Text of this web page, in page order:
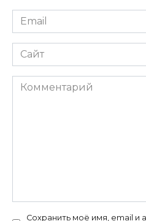
Email
*
Сайт
Комментарий
Сохранить моё имя, email и